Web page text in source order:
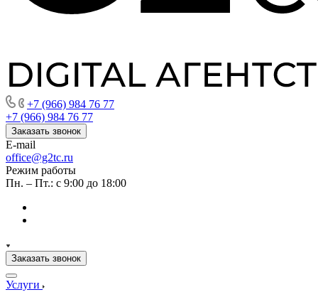
+7 (966) 984 76 77
+7 (966) 984 76 77
Заказать звонок
E-mail
office@g2tc.ru
Режим работы
Пн. – Пт.: с 9:00 до 18:00
Заказать звонок
Услуги